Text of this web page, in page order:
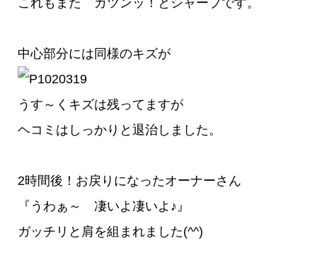
これもまた カツンッ！とシャープです。
中心部分には同様のキズが
うす～くキズは残ってますが
ヘコミはしっかりと退治しました。
2時間後！お戻りになったオーナーさん
『うわぁ～ 凄いよ凄いよ♪』
ガッチリと肩を組まれました(^^)